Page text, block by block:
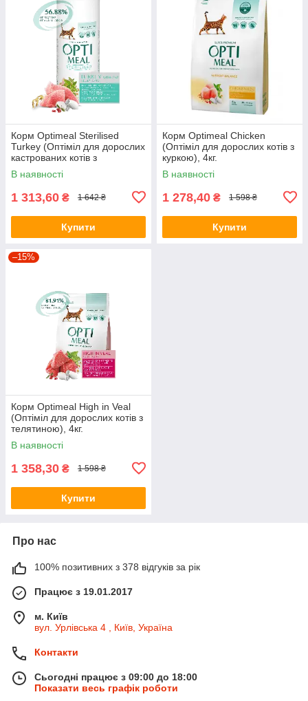
Корм Optimeal Sterilised
Turkey (Оптіміл для дорослих
кастрованих котів з
індичкою), 4кг.
В наявності
1 313,60 ₴ 1 642 ₴
Купити
Корм Optimeal Chicken
(Оптіміл для дорослих котiв з
куркою), 4кг.
В наявності
1 278,40 ₴ 1 598 ₴
Купити
–15%
Корм Optimeal High in Veal
(Оптіміл для дорослих котiв з
телятиною), 4кг.
В наявності
1 358,30 ₴ 1 598 ₴
Купити
Про нас
100% позитивних з 378 відгуків за рік
Працює з 19.01.2017
м. Київ
вул. Урлівська 4 , Київ, Україна
Контакти
Сьогодні працює з 09:00 до 18:00
Показати весь графік роботи